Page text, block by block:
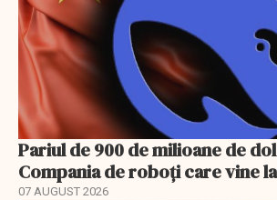
Pariul de 900 de milioane de
Compania de roboți care vine
07 AUGUST 2026